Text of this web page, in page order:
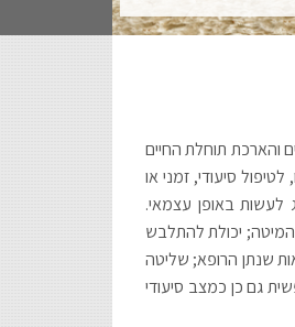
והארכת תוחלת החיים
בשלב זה או אחר של חייו, לטיפול סיעודי, זמני או
לעשות באופן עצמאי.
יכולת להתלבש
שנתן הרופא; שליטה
גם כן כמצב סיעודי